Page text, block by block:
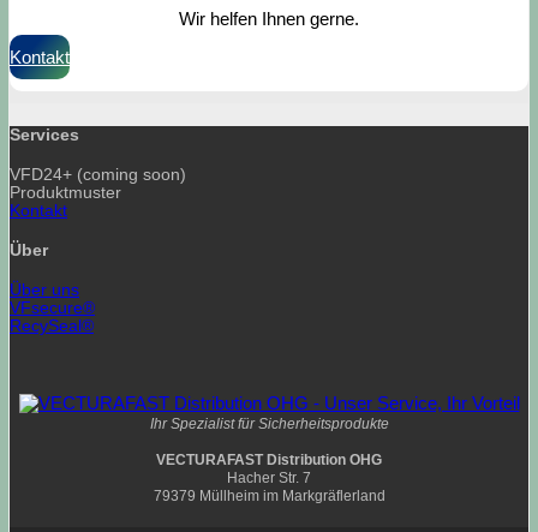
Wir helfen Ihnen gerne.
Kontakt
Services
VFD24+ (coming soon)
Produktmuster
Kontakt
Über
Über uns
VFsecure®
RecySeal®
Ihr Spezialist für Sicherheitsprodukte
VECTURAFAST Distribution OHG
Hacher Str. 7
79379 Müllheim im Markgräflerland